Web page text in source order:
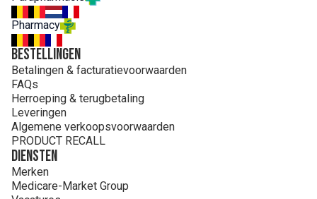
Cajeput, Roomse kamille, Kruidnagel, Eucalyptus globulus,
Wintergreen, Jeneverbes, Lavandin grosso, Marjolein,
Pepermunt, Niaouli, Nootmuskaat, Den, Rozemarijn,
Terpentijn.
Pharmacy
Bestellingen
Betalingen & facturatievoorwaarden
FAQs
Herroeping & terugbetaling
Leveringen
Algemene verkoopsvoorwaarden
PRODUCT RECALL
Diensten
Merken
Medicare-Market Group